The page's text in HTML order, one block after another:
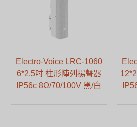
Electro-Voice LRC-1060
6*2.5吋 柱形陣列揚聲器
IP56c 8Ω/70/100V 黑/白